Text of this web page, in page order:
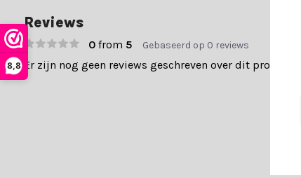
8,8
Reviews
0from 5 Gebaseerd op 0 reviews
Er zijn nog geen reviews geschreven over dit product..